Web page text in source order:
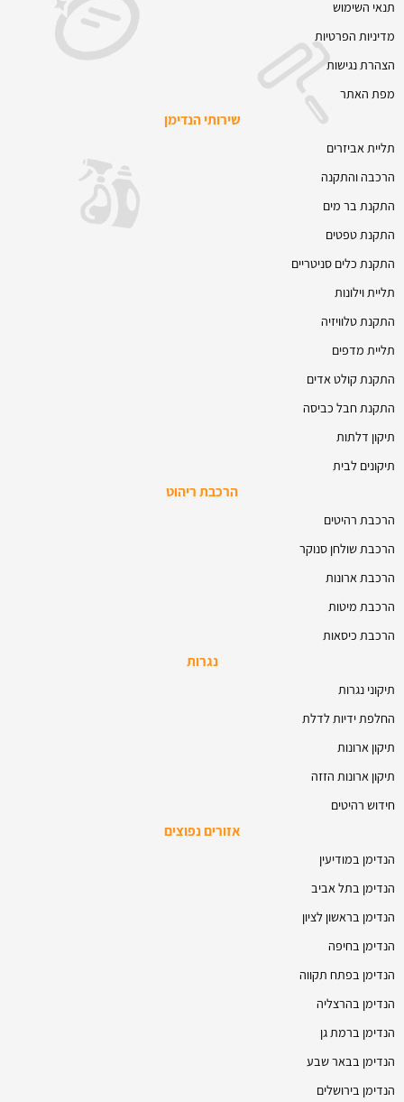
תנאי השימוש
מדיניות הפרטיות
הצהרת נגישות
מפת האתר
שירותי הנדימן
תליית אביזרים
הרכבה והתקנה
התקנת בר מים
התקנת טפטים
התקנת כלים סניטריים
תליית וילונות
התקנת טלוויזיה
תליית מדפים
התקנת קולט אדים
התקנת חבל כביסה
תיקון דלתות
תיקונים לבית
הרכבת ריהוט
הרכבת רהיטים
הרכבת שולחן סנוקר
הרכבת ארונות
הרכבת מיטות
הרכבת כיסאות
נגרות
תיקוני נגרות
החלפת ידיות לדלת
תיקון ארונות
תיקון ארונות הזזה
חידוש רהיטים
אזורים נפוצים
הנדימן במודיעין
הנדימן בתל אביב
הנדימן בראשון לציון
הנדימן בחיפה
הנדימן בפתח תקווה
הנדימן בהרצליה
הנדימן ברמת גן
הנדימן בבאר שבע
הנדימן בירושלים